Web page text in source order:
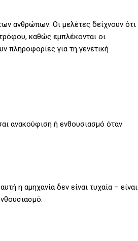
ανθρώπων. Οι μελέτες δείχνουν ότι
καθώς εμπλέκονται οι
πληροφορίες για τη γενετική
ανακούφιση ή ενθουσιασμό όταν
η αμηχανία δεν είναι τυχαία – είναι